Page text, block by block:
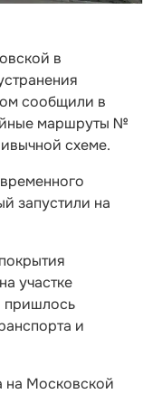
в
сообщили в
маршруты №
схеме.
запустили на
участке
и
на Московской